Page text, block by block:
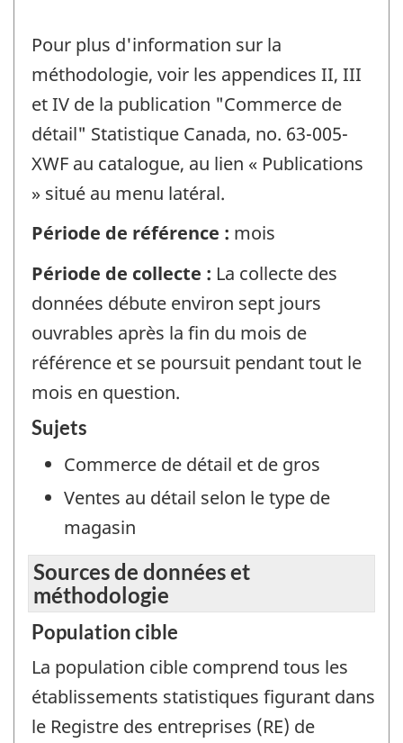
Pour plus d'information sur la
méthodologie, voir les appendices II, III
et IV de la publication "Commerce de
détail" Statistique Canada, no. 63-005-
XWF au catalogue, au lien « Publications
» situé au menu latéral.
Période de référence : mois
Période de collecte : La collecte des
données débute environ sept jours
ouvrables après la fin du mois de
référence et se poursuit pendant tout le
mois en question.
Sujets
Commerce de détail et de gros
Ventes au détail selon le type de
magasin
Sources de données et
méthodologie
Population cible
La population cible comprend tous les
établissements statistiques figurant dans
le Registre des entreprises (RE) de